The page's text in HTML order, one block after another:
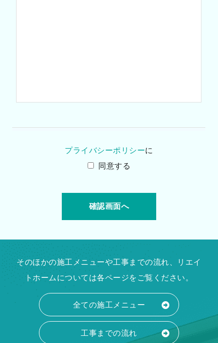
プライバシーポリシーに
同意する
そのほかの施工メニューや工事までの流れ、リエイ
トホームについては各ページをご覧ください。
全ての施工メニュー
工事までの流れ